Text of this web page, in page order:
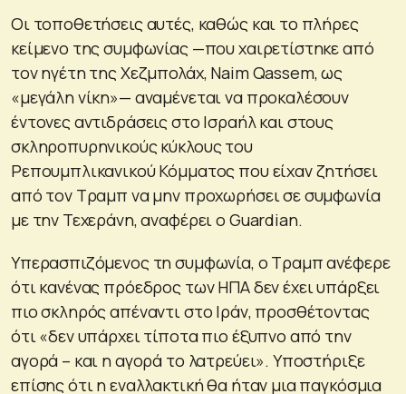
Οι τοποθετήσεις αυτές, καθώς και το πλήρες
κείμενο της συμφωνίας —που χαιρετίστηκε από
τον ηγέτη της Χεζμπολάχ, Naim Qassem, ως
«μεγάλη νίκη»— αναμένεται να προκαλέσουν
έντονες αντιδράσεις στο Ισραήλ και στους
σκληροπυρηνικούς κύκλους του
Ρεπουμπλικανικού Κόμματος που είχαν ζητήσει
από τον Τραμπ να μην προχωρήσει σε συμφωνία
με την Τεχεράνη, αναφέρει ο Guardian.
Υπερασπιζόμενος τη συμφωνία, ο Τραμπ ανέφερε
ότι κανένας πρόεδρος των ΗΠΑ δεν έχει υπάρξει
πιο σκληρός απέναντι στο Ιράν, προσθέτοντας
ότι «δεν υπάρχει τίποτα πιο έξυπνο από την
αγορά – και η αγορά το λατρεύει». Υποστήριξε
επίσης ότι η εναλλακτική θα ήταν μια παγκόσμια